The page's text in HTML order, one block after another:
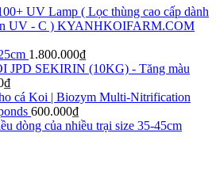
UV Lamp ( Lọc thùng cao cấp dành
UV - C ) KYANHKOIFARM.COM
1.800.000₫
SEKIRIN (10KG) - Tăng màu
₫
cá Koi | Biozym Multi-Nitrification
600.000₫
dòng của nhiều trại size 35-45cm